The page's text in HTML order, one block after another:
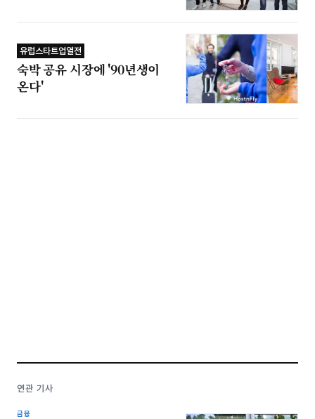
유럽스타트업열전
숙박 공유 시장에 '90년생이
온다'
연관 기사
금융